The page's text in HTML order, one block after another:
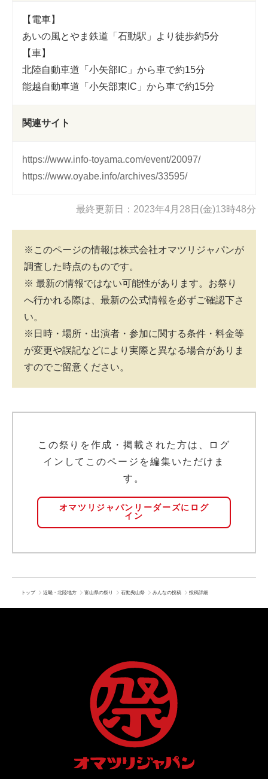
【電車】
あいの風とやま鉄道「石動駅」より徒歩約5分
【車】
北陸自動車道「小矢部IC」から車で約15分
能越自動車道「小矢部東IC」から車で約15分
関連サイト
https://www.info-toyama.com/event/20097/
https://www.oyabe.info/archives/33595/
最終更新日：2023年4月28日(金)13時48分
※このページの情報は株式会社オマツリジャパンが
調査した時点のものです。
※ 最新の情報ではない可能性があります。お祭り
へ行かれる際は、最新の公式情報を必ずご確認下さ
い。
※日時・場所・出演者・参加に関する条件・料金等
が変更や誤記などにより実際と異なる場合がありま
すのでご留意ください。
この祭りを作成・掲載された方は、ログ
インしてこのページを編集いただけま
す。
オマツリジャパンリーダーズにログ
イン
トップ 近畿・北陸地方 富山県の祭り 石動曳山祭 みんなの投稿 投稿詳細